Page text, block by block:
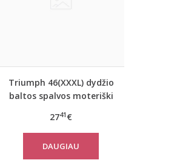
Triumph 46(XXXL) dydžio
baltos spalvos moteriški
Yselle Basics Shirt03 2P
2741 €
DAUGIAU